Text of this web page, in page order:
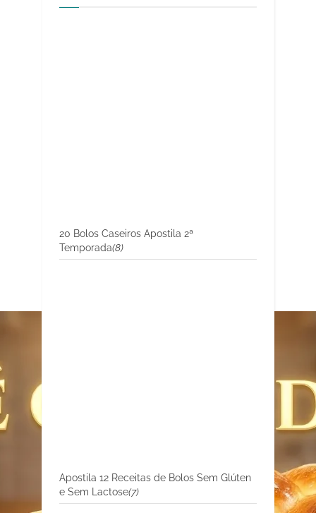
20 Bolos Caseiros Apostila 2ª
Temporada(8)
Apostila 12 Receitas de Bolos Sem Glúten
e Sem Lactose(7)